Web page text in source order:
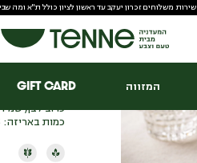
שירות משלוחים זכרון יעקב עד ראשון לציון כולל ת"א ומה
המזווה Gift Card
סלט
כרוב לבן,
כמות באריזה: 375 גרם.